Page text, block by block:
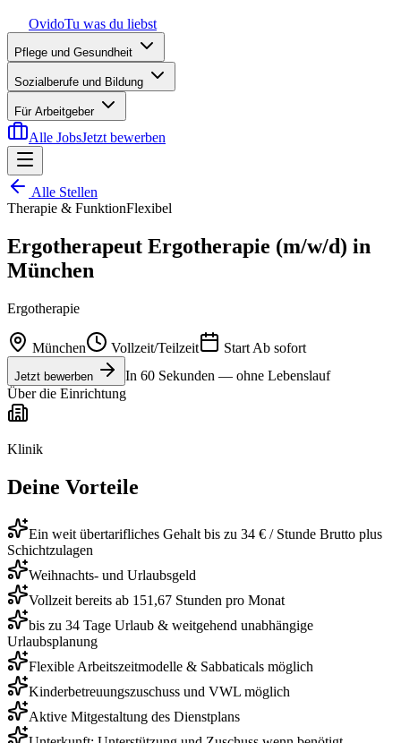
OvidoTu was du liebst
Pflege und Gesundheit
Sozialberufe und Bildung
Für Arbeitgeber
Alle JobsJetzt bewerben
Alle Stellen
Therapie & FunktionFlexibel
Ergotherapeut Ergotherapie (m/w/d) in
München
Ergotherapie
München Vollzeit/Teilzeit Start Ab sofort
Jetzt bewerben
In 60 Sekunden — ohne Lebenslauf
Über die Einrichtung
Klinik
Deine Vorteile
Ein weit übertarifliches Gehalt bis zu 34 € / Stunde Brutto plus
Schichtzulagen
Weihnachts- und Urlaubsgeld
Vollzeit bereits ab 151,67 Stunden pro Monat
bis zu 34 Tage Urlaub & weitgehend unabhängige
Urlaubsplanung
Flexible Arbeitszeitmodelle & Sabbaticals möglich
Kinderbetreuungszuschuss und VWL möglich
Aktive Mitgestaltung des Dienstplans